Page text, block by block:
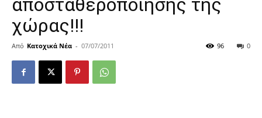
αποσταθεροποίησης της
χώρας!!!
Από Κατοχικά Νέα - 07/07/2011 0
96